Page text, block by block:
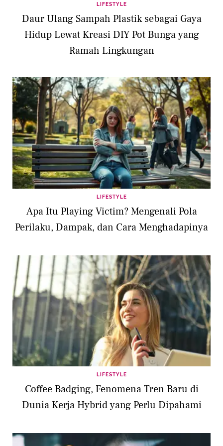
LIFESTYLE
Daur Ulang Sampah Plastik sebagai Gaya
Hidup Lewat Kreasi DIY Pot Bunga yang
Ramah Lingkungan
LIFESTYLE
Apa Itu Playing Victim? Mengenali Pola
Perilaku, Dampak, dan Cara Menghadapinya
LIFESTYLE
Coffee Badging, Fenomena Tren Baru di
Dunia Kerja Hybrid yang Perlu Dipahami